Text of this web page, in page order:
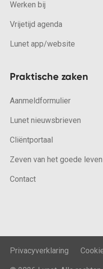
Werken bij
Vrijetijd agenda
Lunet app/website
Praktische zaken
Aanmeldformulier
Lunet nieuwsbrieven
Cliëntportaal
Zeven van het goede leven
Contact
Privacyverklaring